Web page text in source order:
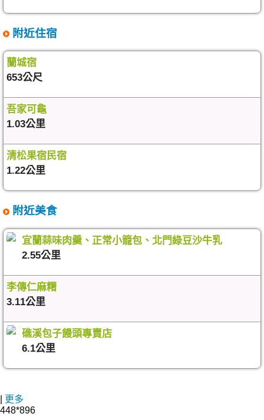
附近住宿
蘭城宿
653公尺
吾家可龜
1.03公里
清松果宿民宿
1.22公里
附近美食
宜蘭蒜味肉羹、正常小籠包、北門綠豆沙牛乳
2.55公里
李傳仁麻糬
3.11公里
礁溪包子饅頭專賣店
6.1公里
更多
448*896